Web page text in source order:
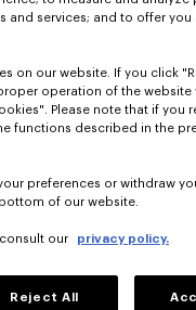
services; and to offer you
on our website. If you click
operation of the website
Please note that if you
functions described in the
preferences or withdraw
of our website.
our privacy policy.
Reject All